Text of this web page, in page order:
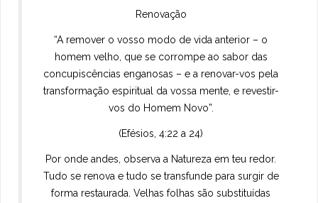
Renovação
“A remover o vosso modo de vida anterior – o
homem velho, que se corrompe ao sabor das
concupiscências enganosas – e a renovar-vos pela
transformação espiritual da vossa mente, e revestir-
vos do Homem Novo”.
(Efésios, 4:22 a 24)
Por onde andes, observa a Natureza em teu redor.
Tudo se renova e tudo se transfunde para surgir de
forma restaurada. Velhas folhas são substituídas